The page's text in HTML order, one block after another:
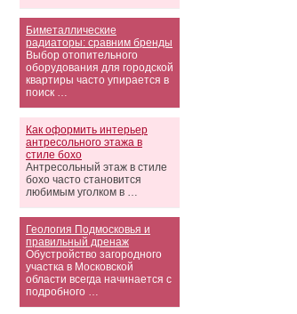
Биметаллические
радиаторы: сравним бренды
Выбор отопительного
оборудования для городской
квартиры часто упирается в
поиск …
Как оформить интерьер
антресольного этажа в
стиле бохо
Антресольный этаж в стиле
бохо часто становится
любимым уголком в …
Геология Подмосковья и
правильный дренаж
Обустройство загородного
участка в Московской
области всегда начинается с
подробного …